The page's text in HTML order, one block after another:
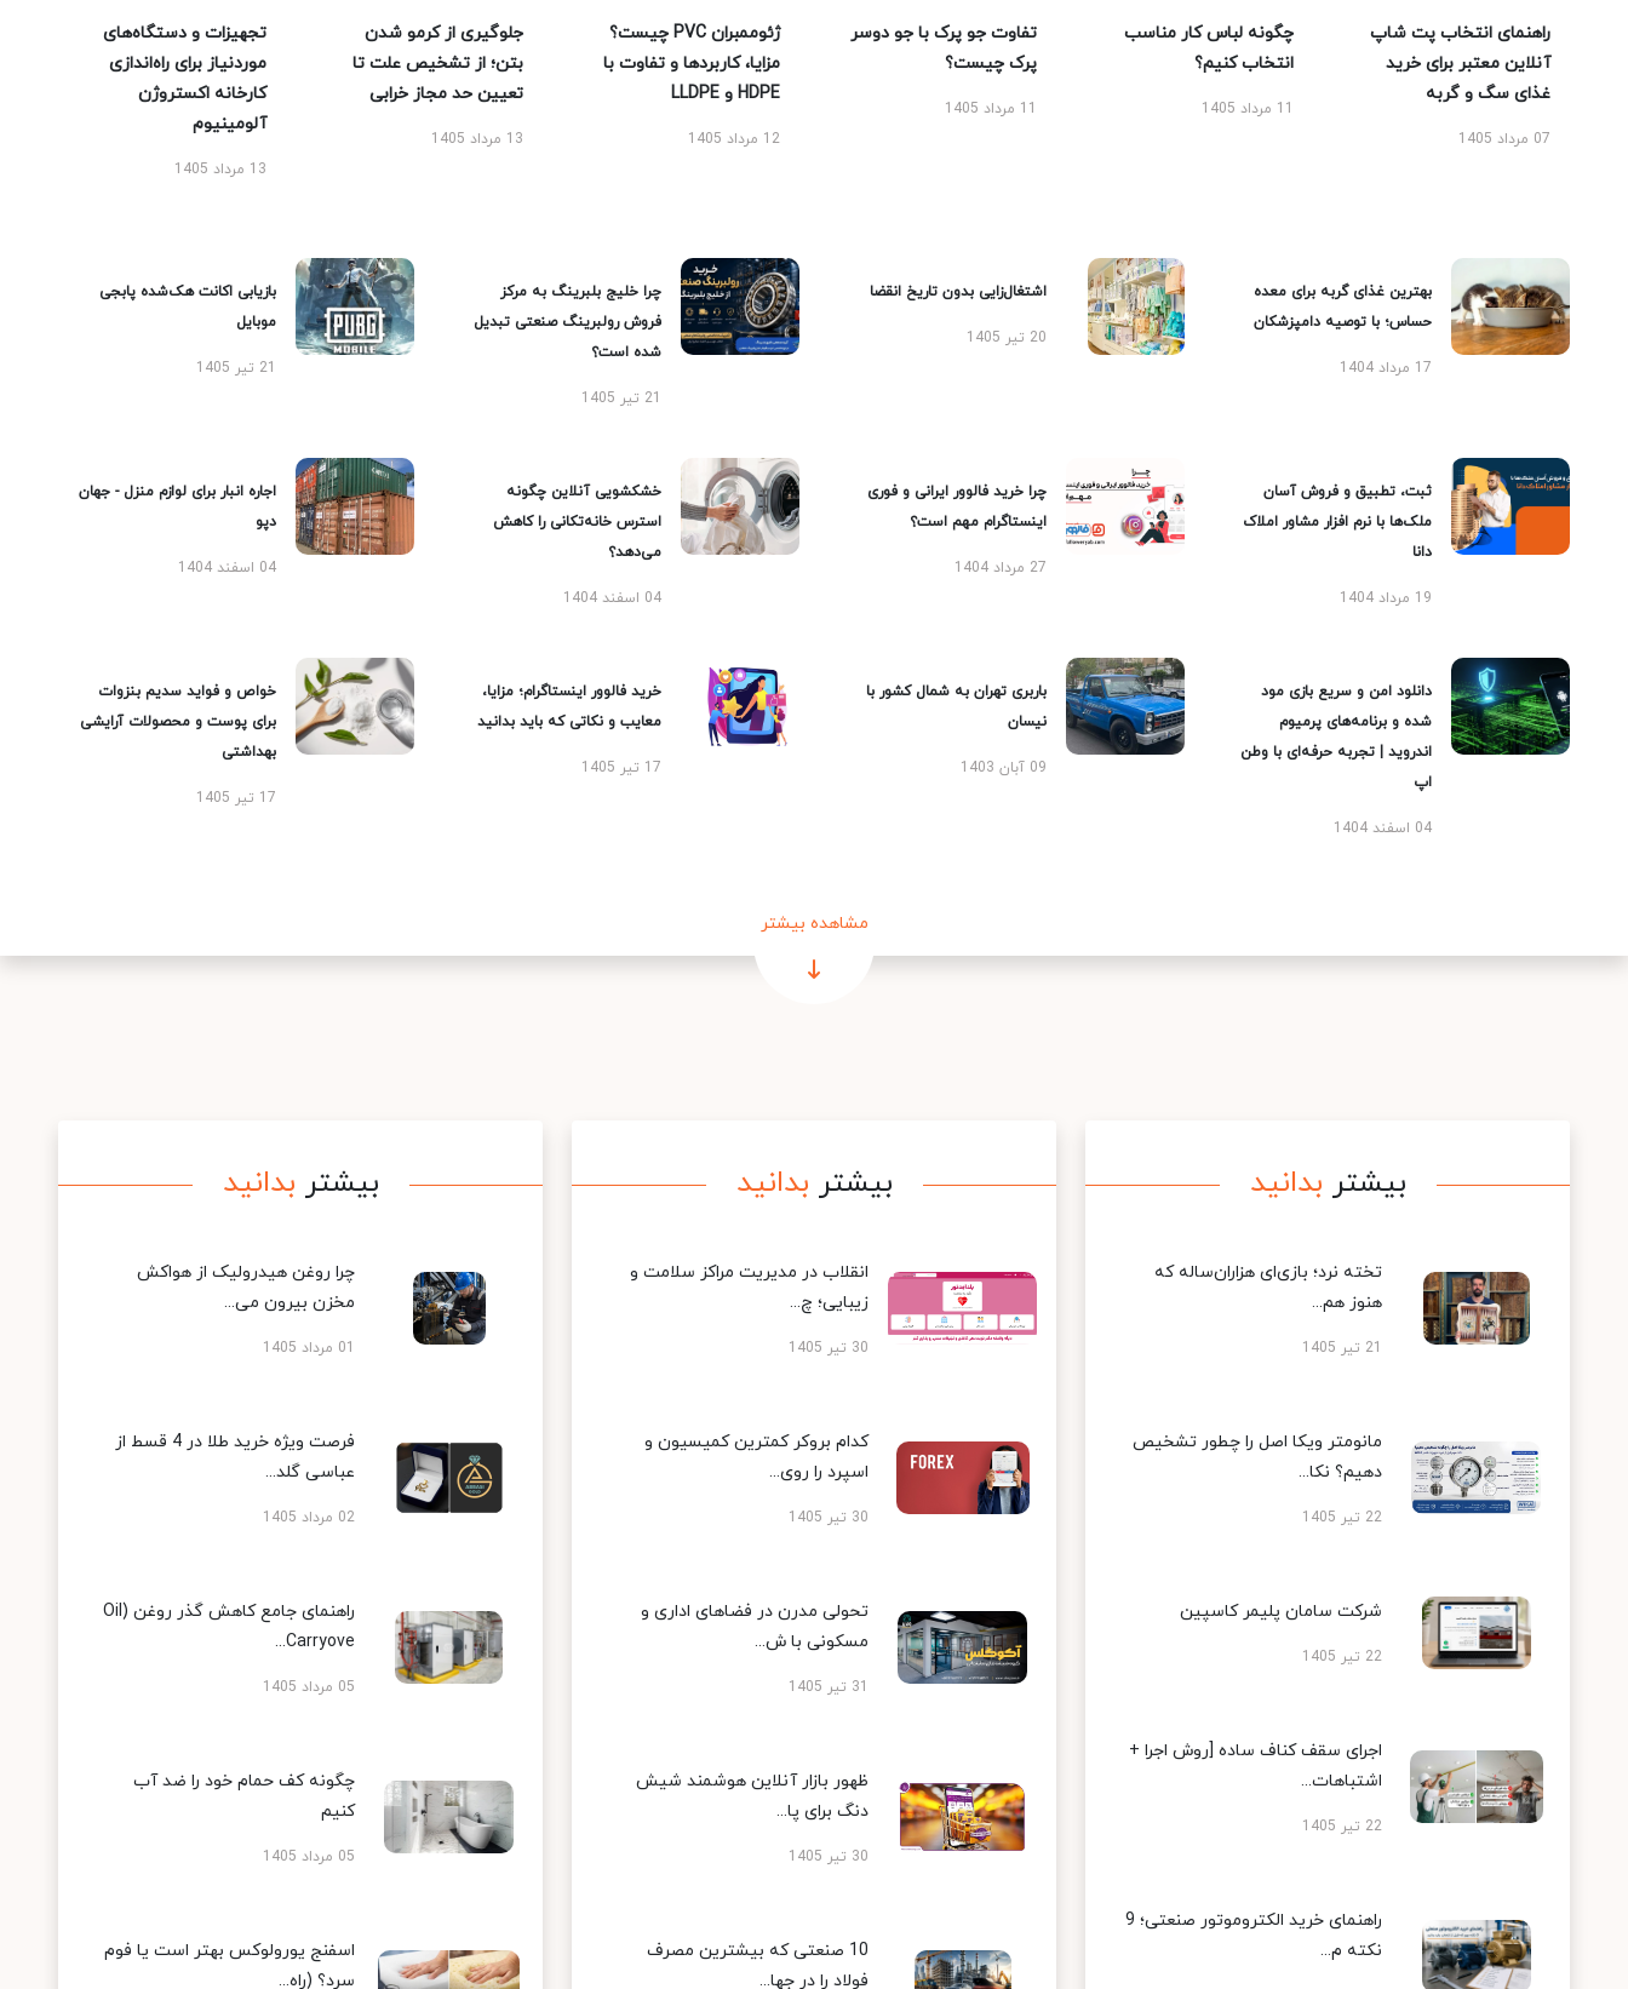
راهنمای انتخاب پت شاپ
آنلاین معتبر برای خرید
غذای سگ و گربه
07 مرداد 1405
چگونه لباس کار مناسب
انتخاب کنیم؟
11 مرداد 1405
تفاوت جو پرک با جو دوسر
پرک چیست؟
11 مرداد 1405
ژئوممبران PVC چیست؟
مزایا، کاربردها و تفاوت با
HDPE و LLDPE
12 مرداد 1405
جلوگیری از کرمو شدن
بتن؛ از تشخیص علت تا
تعیین حد مجاز خرابی
13 مرداد 1405
تجهیزات و دستگاه‌های
موردنیاز برای راه‌اندازی
کارخانه اکستروژن
آلومینیوم
13 مرداد 1405
بهترین غذای گربه برای معده
حساس؛ با توصیه دامپزشکان
17 مرداد 1404
اشتغال‌زایی بدون تاریخ انقضا
20 تیر 1405
چرا خلیج بلبرینگ به مرکز
فروش رولبرینگ صنعتی تبدیل
شده است؟
21 تیر 1405
بازیابی اکانت هک‌شده پابجی
موبایل
21 تیر 1405
ثبت، تطبیق و فروش آسان
ملک‌ها با نرم افزار مشاور املاک
دانا
19 مرداد 1404
چرا خرید فالوور ایرانی و فوری
اینستاگرام مهم است؟
27 مرداد 1404
خشکشویی آنلاین چگونه
استرس خانه‌تکانی را کاهش
می‌دهد؟
04 اسفند 1404
اجاره انبار برای لوازم منزل - جهان
دپو
04 اسفند 1404
دانلود امن و سریع بازی مود
شده و برنامه‌های پرمیوم
اندروید | تجربه حرفه‌ای با وطن
اپ
04 اسفند 1404
باربری تهران به شمال کشور با
نیسان
09 آبان 1403
خرید فالوور اینستاگرام؛ مزایا،
معایب و نکاتی که باید بدانید
17 تیر 1405
خواص و فواید سدیم بنزوات
برای پوست و محصولات آرایشی
بهداشتی
17 تیر 1405
مشاهده بیشتر
بیشتر بدانید
تخته نرد؛ بازی‌ای هزاران‌ساله که
هنوز هم...
21 تیر 1405
مانومتر ویکا اصل را چطور تشخیص
دهیم؟ نکا...
22 تیر 1405
شرکت سامان پلیمر کاسپین
22 تیر 1405
اجرای سقف کناف ساده [روش اجرا +
اشتباهات...
22 تیر 1405
راهنمای خرید الکتروموتور صنعتی؛ 9
نکته م...
بیشتر بدانید
انقلاب در مدیریت مراکز سلامت و
زیبایی؛ چ...
30 تیر 1405
کدام بروکر کمترین کمیسیون و
اسپرد را روی...
30 تیر 1405
تحولی مدرن در فضاهای اداری و
مسکونی با ش...
31 تیر 1405
ظهور بازار آنلاین هوشمند شیش
دنگ برای پا...
30 تیر 1405
10 صنعتی که بیشترین مصرف
فولاد را در جها...
بیشتر بدانید
چرا روغن هیدرولیک از هواکش
مخزن بیرون می...
01 مرداد 1405
فرصت ویژه خرید طلا در 4 قسط از
عباسی گلد...
02 مرداد 1405
راهنمای جامع کاهش گذر روغن (Oil
Carryove...
05 مرداد 1405
چگونه کف حمام خود را ضد آب
کنیم
05 مرداد 1405
اسفنج یورولوکس بهتر است یا فوم
سرد؟ (راه...